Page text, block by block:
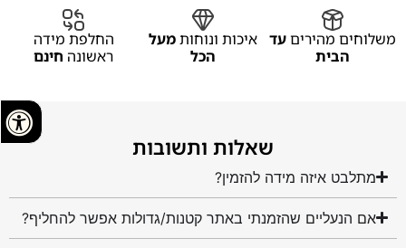
משלוחים מהיריםעד
הבית
איכות ונוחותמעל
הכל
החלפת מידה
ראשונה חינם
שאלות ותשובות
מתלבט איזה מידה להזמין?
אם הנעליים שהזמנתי באתר קטנות/גדולות אפשר להחליף?